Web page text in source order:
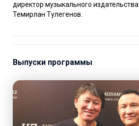
директор музыкального
Темирлан Тулегенов.
Выпуски программы